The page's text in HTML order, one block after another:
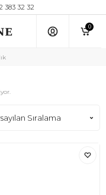
383 32 32
0